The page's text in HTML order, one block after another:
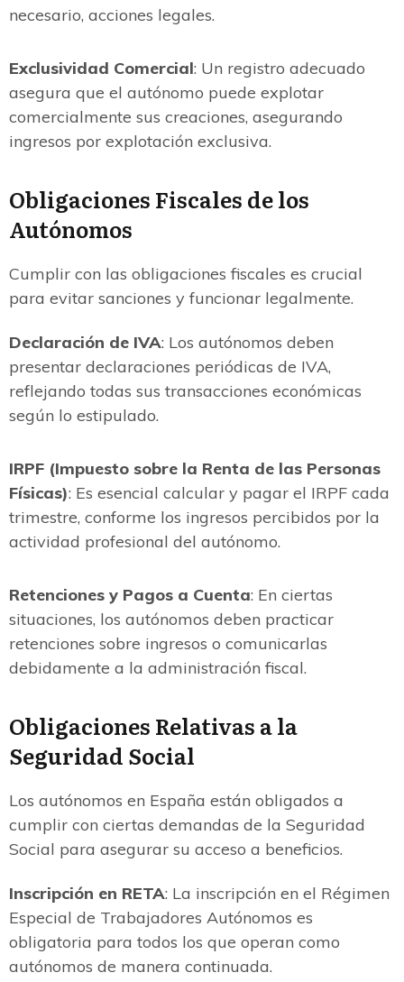
necesario, acciones legales.
Exclusividad Comercial: Un registro adecuado
asegura que el autónomo puede explotar
comercialmente sus creaciones, asegurando
ingresos por explotación exclusiva.
Obligaciones Fiscales de los
Autónomos
Cumplir con las obligaciones fiscales es crucial
para evitar sanciones y funcionar legalmente.
Declaración de IVA: Los autónomos deben
presentar declaraciones periódicas de IVA,
reflejando todas sus transacciones económicas
según lo estipulado.
IRPF (Impuesto sobre la Renta de las Personas
Físicas): Es esencial calcular y pagar el IRPF cada
trimestre, conforme los ingresos percibidos por la
actividad profesional del autónomo.
Retenciones y Pagos a Cuenta: En ciertas
situaciones, los autónomos deben practicar
retenciones sobre ingresos o comunicarlas
debidamente a la administración fiscal.
Obligaciones Relativas a la
Seguridad Social
Los autónomos en España están obligados a
cumplir con ciertas demandas de la Seguridad
Social para asegurar su acceso a beneficios.
Inscripción en RETA: La inscripción en el Régimen
Especial de Trabajadores Autónomos es
obligatoria para todos los que operan como
autónomos de manera continuada.